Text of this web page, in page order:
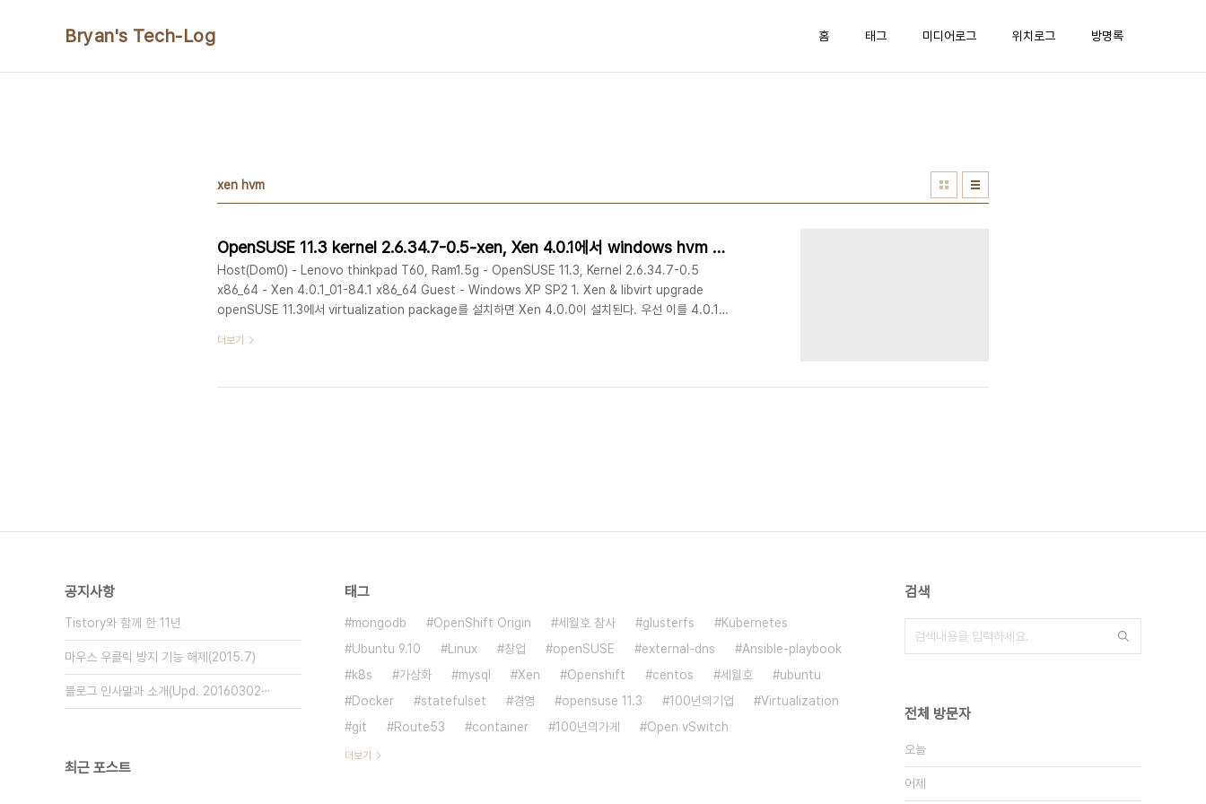
Bryan's Tech-Log 홈 태그 미디어로그 위치로그 방명록
xen hvm
OpenSUSE 11.3 kernel 2.6.34.7-0.5-xen, Xen 4.0.1에서 windows hvm quest 설치
Host(Dom0) - Lenovo thinkpad T60, Ram1.5g - OpenSUSE 11.3, Kernel 2.6.34.7-0.5
x86_64 - Xen 4.0.1_01-84.1 x86_64 Guest - Windows XP SP2 1. Xen & libvirt upgrade
openSUSE 11.3에서 virtualization package를 설치하면 Xen 4.0.0이 설치된다. 우선 이를 4.0.1
설치를 통해서 진행하는 방법을 택한다. * Reboot후 xen kernel이 아닌 일반 kernel로 시스템을 시작
더보기
공지사항
Tistory와 함께 한 11년
마우스 우클릭 방지 기능 해제(2015.7)
블로그 인사말과 소개(Upd. 20160302⋯
최근 포스트
태그
mongodb OpenShift Origin 세월호 참사 glusterfs
Kubernetes
Ubuntu 9.10
Linux 창업 openSUSE external-dns
Ansible-playbook
k8s
가상화 mysql Xen Openshift centos 세월호
ubuntu
Docker
statefulset 경영 opensuse 11.3 100년의기업
Virtualization
git
Route53 container 100년의가게 Open vSwitch
더보기
검색
전체 방문자
오늘
어제